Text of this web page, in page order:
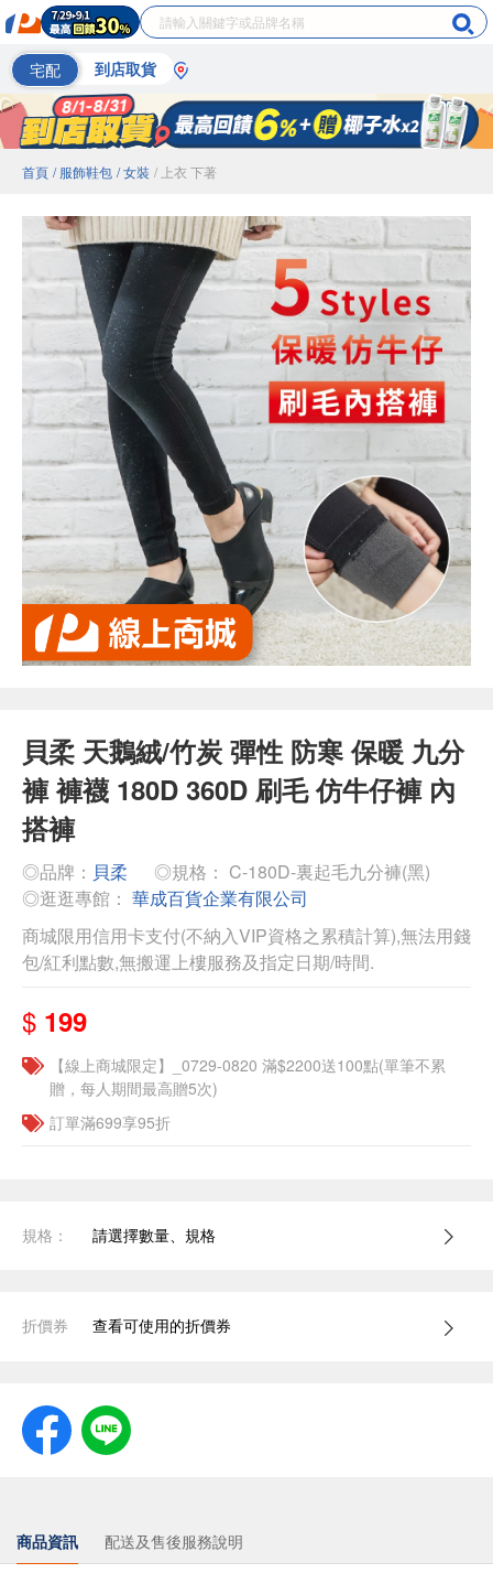
宅配 到店取貨
首頁 / 服飾鞋包 / 女裝 / 上衣 下著
貝柔 天鵝絨/竹炭 彈性 防寒 保暖 九分
褲 褲襪 180D 360D 刷毛 仿牛仔褲 內
搭褲
◎品牌： 貝柔
◎規格： C-180D-裏起毛九分褲(黑)
◎逛逛專館： 華成百貨企業有限公司
商城限用信用卡支付(不納入VIP資格之累積計算),無法用錢
包/紅利點數,無搬運上樓服務及指定日期/時間.
$ 199
【線上商城限定】_0729-0820 滿$2200送100點(單筆不累
贈，每人期間最高贈5次)
訂單滿699享95折
規格： 請選擇數量、規格
折價券 查看可使用的折價券
商品資訊 配送及售後服務說明